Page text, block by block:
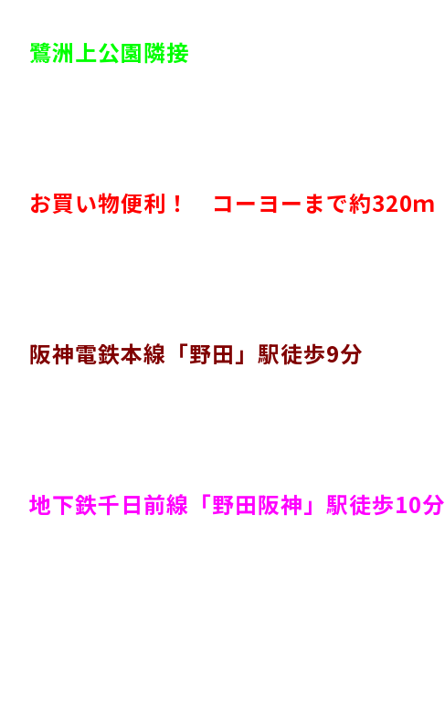
鷺洲上公園隣接
お買い物便利！ コーヨーまで約320ｍ
阪神電鉄本線「野田」駅徒歩9分
地下鉄千日前線「野田阪神」駅徒歩10分